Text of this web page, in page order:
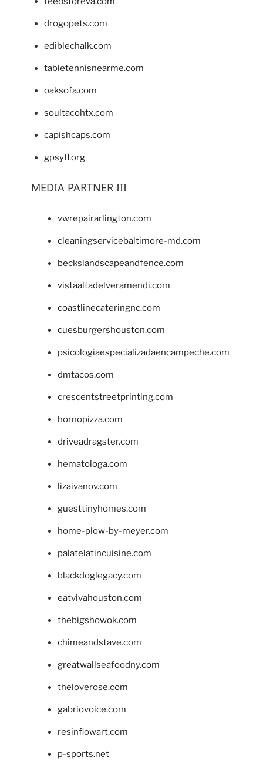
drogopets.com
ediblechalk.com
tabletennisnearme.com
oaksofa.com
soultacohtx.com
capishcaps.com
gpsyfl.org
MEDIA PARTNER III
vwrepairarlington.com
cleaningservicebaltimore-md.com
beckslandscapeandfence.com
vistaaltadelveramendi.com
coastlinecateringnc.com
cuesburgershouston.com
psicologiaespecializadaencampeche.com
dmtacos.com
crescentstreetprinting.com
hornopizza.com
driveadragster.com
hematologa.com
lizaivanov.com
guesttinyhomes.com
home-plow-by-meyer.com
palatelatincuisine.com
blackdoglegacy.com
eatvivahouston.com
thebigshowok.com
chimeandstave.com
greatwallseafoodny.com
theloverose.com
gabriovoice.com
resinflowart.com
p-sports.net